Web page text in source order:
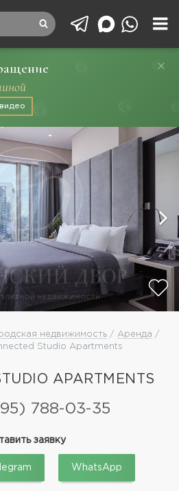
недвижимость / Аренда /
Studio Apartments
APARTMENTS
788-03-35
заявку
WhatsApp